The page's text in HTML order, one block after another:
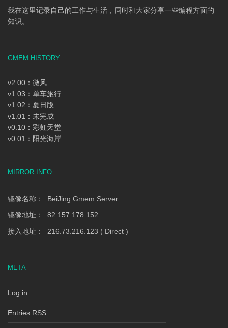
我在这里记录自己的工作与生活，同时和大家分享一些编程方面的
知识。
GMEM HISTORY
v2.00：微风
v1.03：单车旅行
v1.02：夏日版
v1.01：未完成
v0.10：彩虹天堂
v0.01：阳光海岸
MIRROR INFO
镜像名称： BeiJing Gmem Server
镜像地址： 82.157.178.152
接入地址： 216.73.216.123 ( Direct )
META
Log in
Entries RSS